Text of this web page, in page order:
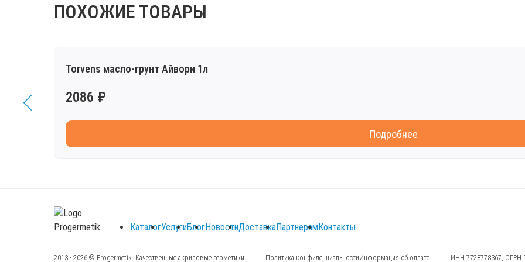
ПОХОЖИЕ ТОВАРЫ
Torvens масло-грунт Айвори 1л
2086 ₽
Подробнее
КаталогУслугиБлогНовостиДоставкаПартнерамКонтакты
2013 - 2026 © Progermetik. Качественные акриловые герметики Политика конфиденциальностиИнформация об оплате ИНН 7728778367, ОГРН